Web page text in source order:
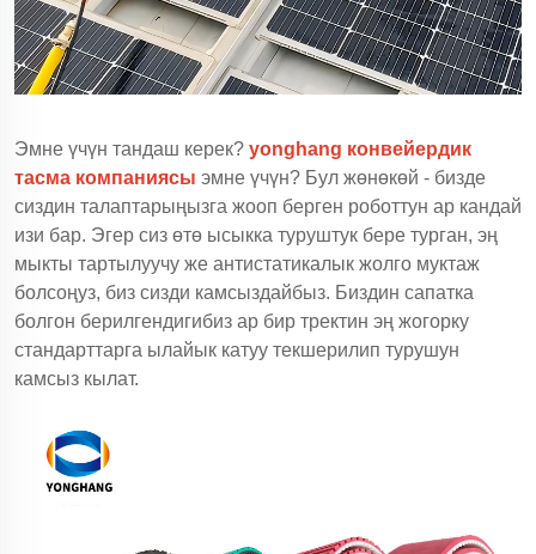
Эмне үчүн тандаш керек? yonghang конвейердик
тасма компаниясы эмне үчүн? Бул жөнөкөй - бизде
сиздин талаптарыңызга жооп берген роботтун ар кандай
изи бар. Эгер сиз өтө ысыкка туруштук бере турган, эң
мыкты тартылуучу же антистатикалык жолго муктаж
болсоңуз, биз сизди камсыздайбыз. Биздин сапатка
болгон берилгендигибиз ар бир тректин эң жогорку
стандарттарга ылайык катуу текшерилип турушун
камсыз кылат.